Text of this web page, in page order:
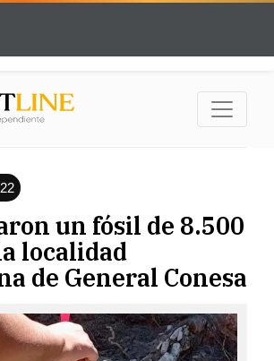
un fósil de 8.500
localidad
de General Conesa